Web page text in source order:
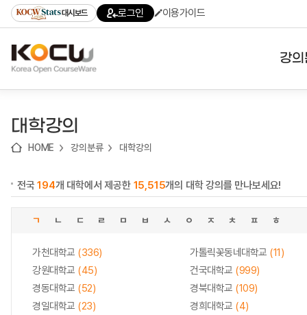
기
기
기
content)
가
대시보드 로그인 이용가이드
강
대학강의
HOME 강의분류 대학강의
전국194개 대학에서 제공한 15,515개의 대학 강의를 만나보세요!
ㄱ ㄴ ㄷ ㄹ ㅁ ㅂ ㅅ ㅇ ㅈ ㅊ ㅍ ㅎ
가천대학교 (336) 가톨릭꽃동네대학교 (11)
강원대학교 (45) 건국대학교 (999)
경동대학교 (52) 경북대학교 (109)
경일대학교 (23) 경희대학교 (4)